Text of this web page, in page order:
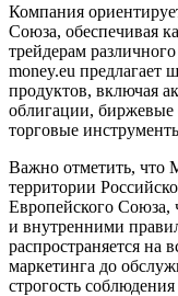
Компания
Союза, обеспечивая
трейдерам
money.eu
продуктов, включая
облигации,
торговые
Важно отметить, что
территории
Европейского Союза,
и внутренними
распространяется на
маркетинга до
строгость соблюдения